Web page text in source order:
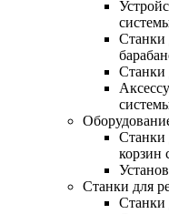
Станки
Станки
Станки
корзин
Станки для
Станки